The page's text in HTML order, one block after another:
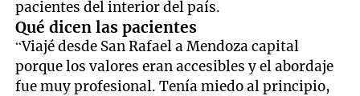
pacientes del interior del país.
Qué dicen las pacientes
“Viajé desde San Rafael a Mendoza capital
porque los valores eran accesibles y el abordaje
fue muy profesional. Tenía miedo al principio,